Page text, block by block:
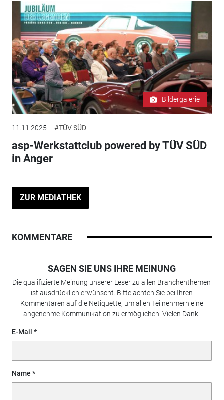
Bildergalerie
11.11.2025 #TÜV SÜD
asp-Werkstattclub powered by TÜV SÜD
in Anger
ZUR MEDIATHEK
KOMMENTARE
SAGEN SIE UNS IHRE MEINUNG
Die qualifizierte Meinung unserer Leser zu allen Branchenthemen
ist ausdrücklich erwünscht. Bitte achten Sie bei Ihren
Kommentaren auf die Netiquette, um allen Teilnehmern eine
angenehme Kommunikation zu ermöglichen. Vielen Dank!
E-Mail
Name